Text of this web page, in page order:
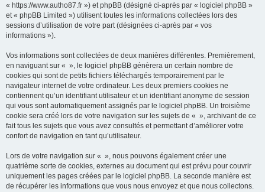
« https://www.autho87.fr ») et phpBB (désigné ci-après par « logiciel phpBB »
et « phpBB Limited ») utilisent toutes les informations collectées lors des
sessions d’utilisation de votre part (désignées ci-après par « vos
informations »).
Vos informations sont collectées de deux manières différentes. Premièrement,
en naviguant sur « », le logiciel phpBB génèrera un certain nombre de
cookies qui sont de petits fichiers téléchargés temporairement par le
navigateur internet de votre ordinateur. Les deux premiers cookies ne
contiennent qu’un identifiant utilisateur et un identifiant anonyme de session
qui vous sont automatiquement assignés par le logiciel phpBB. Un troisième
cookie sera créé lors de votre navigation sur les sujets de « », archivant de ce
fait tous les sujets que vous avez consultés et permettant d’améliorer votre
confort de navigation en tant qu’utilisateur.
Lors de votre navigation sur « », nous pouvons également créer une
quatrième sorte de cookies, externes au document qui est prévu pour couvrir
uniquement les pages créées par le logiciel phpBB. La seconde manière est
de récupérer les informations que vous nous envoyez et que nous collectons.